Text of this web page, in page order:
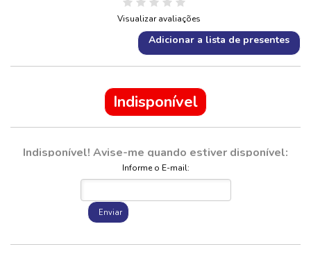
Visualizar avaliações
Adicionar a lista de presentes
Indisponível
Indisponível! Avise-me quando estiver disponível:
Informe o E-mail:
Enviar